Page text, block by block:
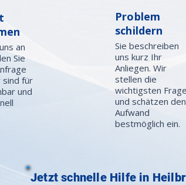
an
Sie
sind für
und
Problem
schildern
Sie beschreiben
uns kurz Ihr
Anliegen. Wir
stellen die
wichtigsten
und schätzen den
Aufwand
bestmöglich ein.
Jetzt schnelle Hilfe in